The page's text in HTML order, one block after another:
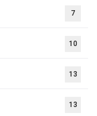
7
10
13
13